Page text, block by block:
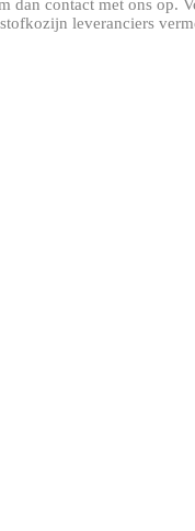
dan contact met ons op.
leveranciers